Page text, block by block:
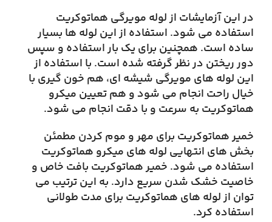
در این آزمایشات از لوله مویرگی هماتوکریت
استفاده می شود. استفاده از این لوله ها بسیار
ساده است. همچنین برای یک بار استفاده و سپس
دور ریختن در نظر گرفته شده است. با استفاده از
این لوله های مویرگی شیشه ای، هم خون گیری با
خیال راحت انجام می شود و هم تعیین میکرو
هماتوکریت به سرعت و با دقت انجام می شود.
خمیر هماتوکریت برای مهر و موم کردن مطمئن
بخش های انتهایی لوله های میکرو هماتوکریت
استفاده می شود. خمیر هماتوکریت بافت خاص و
خاصیت خشک شدن سریع دارد. به این ترتیب می
توان از لوله های هماتوکریت برای مدت طولانی
استفاده کرد.